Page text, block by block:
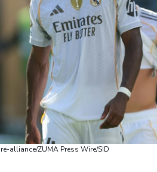
alliance/ZUMA Press Wire/SID